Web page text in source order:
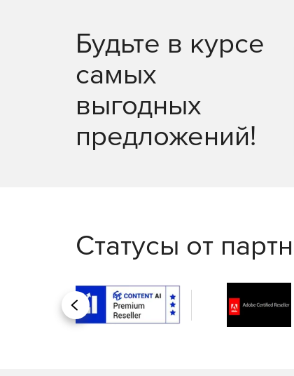
Будьте в курсе
самых
выгодных
предложений!
Статусы от
Назад